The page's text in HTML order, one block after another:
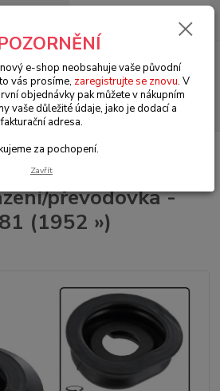
Menu
Hledat
0 Kč
1
Převodovka & zadní náprava (Gearbox &
převodovka -
(1952 »)
e-shop neobsahuje vaše původní
vás prosíme, zaregistrujte se znovu. V
objednávky pak můžete v nákupním
vaše důležité údaje, jako je dodací a
fakturační adresa.
za pochopení.
Zavřít